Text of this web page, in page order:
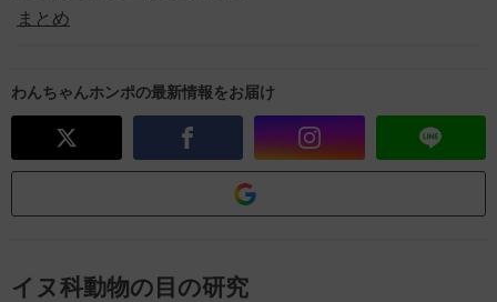
まとめ
わんちゃんホンポの最新情報をお届け
イヌ科動物の目の研究